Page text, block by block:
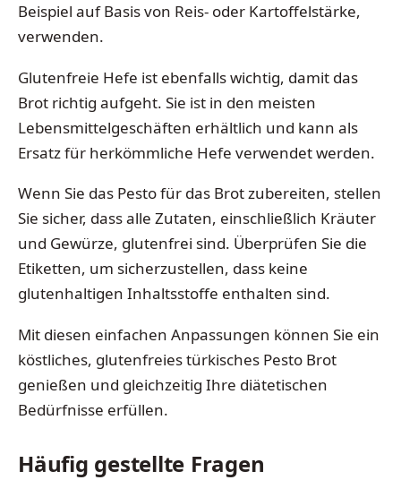
Beispiel auf Basis von Reis- oder Kartoffelstärke,
verwenden.
Glutenfreie Hefe ist ebenfalls wichtig, damit das
Brot richtig aufgeht. Sie ist in den meisten
Lebensmittelgeschäften erhältlich und kann als
Ersatz für herkömmliche Hefe verwendet werden.
Wenn Sie das Pesto für das Brot zubereiten, stellen
Sie sicher, dass alle Zutaten, einschließlich Kräuter
und Gewürze, glutenfrei sind. Überprüfen Sie die
Etiketten, um sicherzustellen, dass keine
glutenhaltigen Inhaltsstoffe enthalten sind.
Mit diesen einfachen Anpassungen können Sie ein
köstliches, glutenfreies türkisches Pesto Brot
genießen und gleichzeitig Ihre diätetischen
Bedürfnisse erfüllen.
Häufig gestellte Fragen